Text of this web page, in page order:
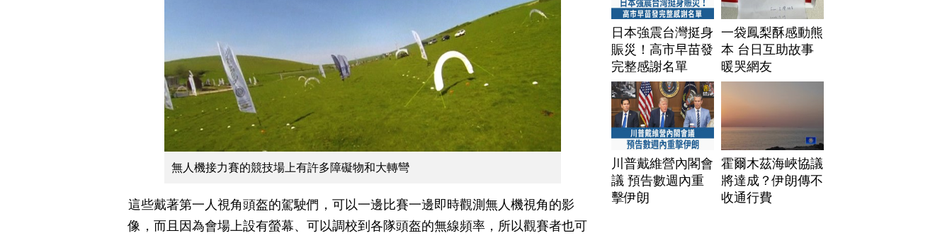
無人機接力賽的競技場上有許多障礙物和大轉彎
這些戴著第一人視角頭盔的駕駛們，可以一邊比賽一邊即時觀測無人機視角的影
像，而且因為會場上設有螢幕、可以調校到各隊頭盔的無線頻率，所以觀賽者也可
日本強震台灣挺身
賑災！高市早苗發
完整感謝名單
一袋鳳梨酥感動熊
本 台日互助故事
暖哭網友
川普戴維營內閣會
議 預告數週內重
擊伊朗
霍爾木茲海峽協議
將達成？伊朗傳不
收通行費